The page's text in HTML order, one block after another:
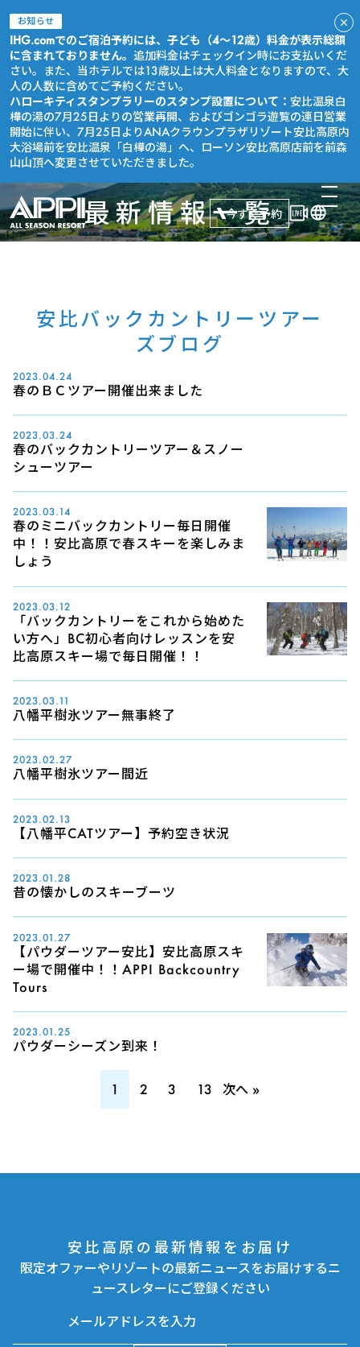
お知らせ
IHG.comでのご宿泊予約には、子ども（4～12歳）料金が表示総額
に含まれておりません。 追加料金はチェックイン時にお支払いくだ
さい。また、当ホテルでは13歳以上は大人料金となりますので、大
人の人数に含めてご予約ください。
ハローキティスタンプラリーのスタンプ設置について： 安比温泉白
樺の湯の7月25日よりの営業再開、およびゴンゴラ遊覧の連日営業
開始に伴い、7月25日よりANAクラウンプラザリゾート安比高原内
大浴場前を安比温泉「白樺の湯」へ、ローソン安比高原店前を前森
山山頂へ変更させていただきました。
今すぐ予約
最新情報一覧
安比バックカントリーツアー
ズブログ
2023.04.24
春のＢＣツアー開催出来ました
2023.03.24
春のバックカントリーツアー＆スノー
シューツアー
2023.03.14
春のミニバックカントリー毎日開催
中！！安比高原で春スキーを楽しみま
しょう
2023.03.12
「バックカントリーをこれから始めた
い方へ」BC初心者向けレッスンを安
比高原スキー場で毎日開催！！
2023.03.11
八幡平樹氷ツアー無事終了
2023.02.27
八幡平樹氷ツアー間近
2023.02.13
【八幡平CATツアー】予約空き状況
2023.01.28
昔の懐かしのスキーブーツ
2023.01.27
【パウダーツアー安比】安比高原スキ
ー場で開催中！！APPI Backcountry
Tours
2023.01.25
パウダーシーズン到来！
1 2 3 13 次へ »
安比高原の最新情報をお届け
限定オファーやリゾートの最新ニュースをお届けするニ
ュースレターにご登録ください